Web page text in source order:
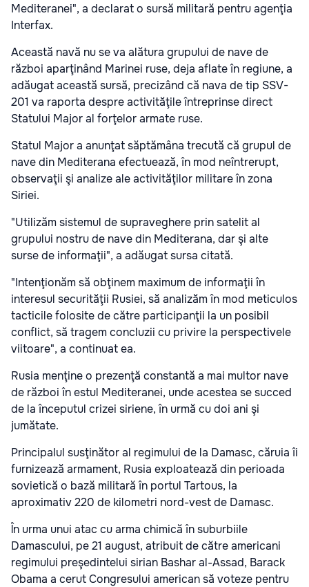
Mediteranei", a declarat o sursă militară pentru agenţia
Interfax.
Această navă nu se va alătura grupului de nave de
război aparţinând Marinei ruse, deja aflate în regiune, a
adăugat această sursă, precizând că nava de tip SSV-
201 va raporta despre activităţile întreprinse direct
Statului Major al forţelor armate ruse.
Statul Major a anunţat săptămâna trecută că grupul de
nave din Mediterana efectuează, în mod neîntrerupt,
observaţii şi analize ale activităţilor militare în zona
Siriei.
"Utilizăm sistemul de supraveghere prin satelit al
grupului nostru de nave din Mediterana, dar şi alte
surse de informaţii", a adăugat sursa citată.
"Intenţionăm să obţinem maximum de informaţii în
interesul securităţii Rusiei, să analizăm în mod meticulos
tacticile folosite de către participanţii la un posibil
conflict, să tragem concluzii cu privire la perspectivele
viitoare", a continuat ea.
Rusia menţine o prezenţă constantă a mai multor nave
de război în estul Mediteranei, unde acestea se succed
de la începutul crizei siriene, în urmă cu doi ani şi
jumătate.
Principalul susţinător al regimului de la Damasc, căruia îi
furnizează armament, Rusia exploatează din perioada
sovietică o bază militară în portul Tartous, la
aproximativ 220 de kilometri nord-vest de Damasc.
În urma unui atac cu arma chimică în suburbiile
Damascului, pe 21 august, atribuit de către americani
regimului preşedintelui sirian Bashar al-Assad, Barack
Obama a cerut Congresului american să voteze pentru